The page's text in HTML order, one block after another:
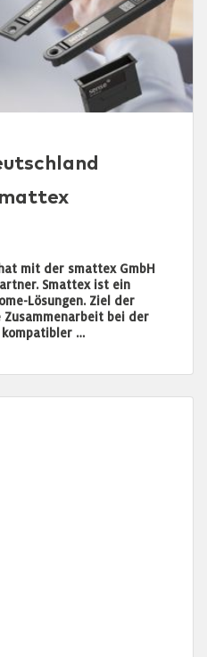
mit der smattex GmbH
Smattex ist ein
Lösungen. Ziel der
bei der
…